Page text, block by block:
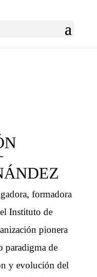
formadora
Instituto de
pionera
paradigma de
y evolución del